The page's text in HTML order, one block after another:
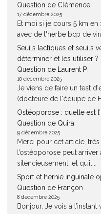
Question de Clémence
17 décembre 2025
Et moi si je cours 5 km en
avec de l'herbe bcp de
Seuils lactiques et seuils
déterminer et les utiliser ?
Question de Laurent P.
10 décembre 2025
Je viens de faire un test
(docteure de l'équipe de
Ostéoporose : quelle est
Question de Quira
9 décembre 2025
Merci pour cet article,
l’ostéoporose peut
silencieusement, et qu’il...
Sport et hernie inguinale
Question de Françon
8 décembre 2025
Bonjour, Je vois à